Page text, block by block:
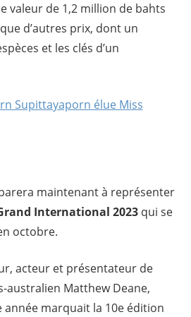
valeur de 1,2 million de bahts
d’autres prix, dont un
et les clés d’un
Supittayaporn élue Miss
maintenant à représenter
International 2023qui se
octobre.
acteur et présentateur de
australien Matthew Deane,
année marquait la 10e édition